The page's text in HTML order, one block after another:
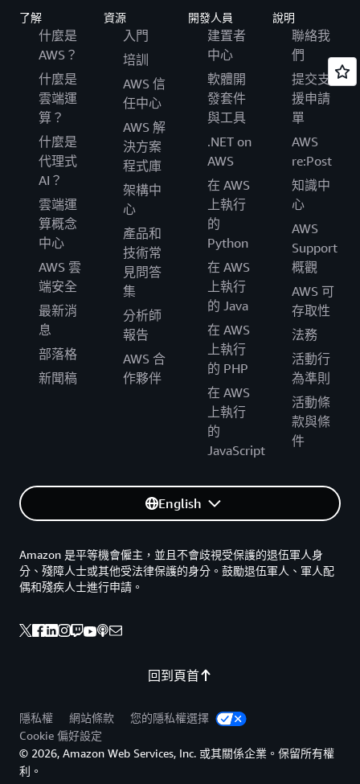
了解
什麼是
AWS？
什麼是
雲端運
算？
什麼是
代理式
AI？
雲端運
算概念
中心
AWS 雲
端安全
最新消
息
部落格
新聞稿
資源
入門
培訓
AWS 信
任中心
AWS 解
決方案
程式庫
架構中
心
產品和
技術常
見問答
集
分析師
報告
AWS 合
作夥伴
開發人員
建置者
中心
軟體開
發套件
與工具
.NET on
AWS
在 AWS
上執行
的
Python
在 AWS
上執行
的 Java
在 AWS
上執行
的 PHP
在 AWS
上執行
的
JavaScript
說明
聯絡我
們
提交支
援申請
單
AWS
re:Post
知識中
心
AWS
Support
概觀
AWS 可
存取性
法務
活動行
為準則
活動條
款與條
件
English
回到頁首
Amazon 是平等機會僱主，並且不會歧視受保護的退伍軍人身
分、殘障人士或其他受法律保護的身分。鼓勵退伍軍人、軍人配
偶和殘疾人士進行申請。
隱私權 網站條款
您的隱私權選擇
Cookie 偏好設定
© 2026, Amazon Web Services, Inc. 或其關係企業。保留所有權
利。